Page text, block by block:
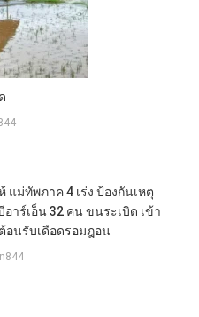
ม่ทัพภาค 4 เร่ง ป้องกันเหตุ
าร์เอ็น 32 คน ขนระเบิด เข้า
อนรับเดือดรอมฎอน